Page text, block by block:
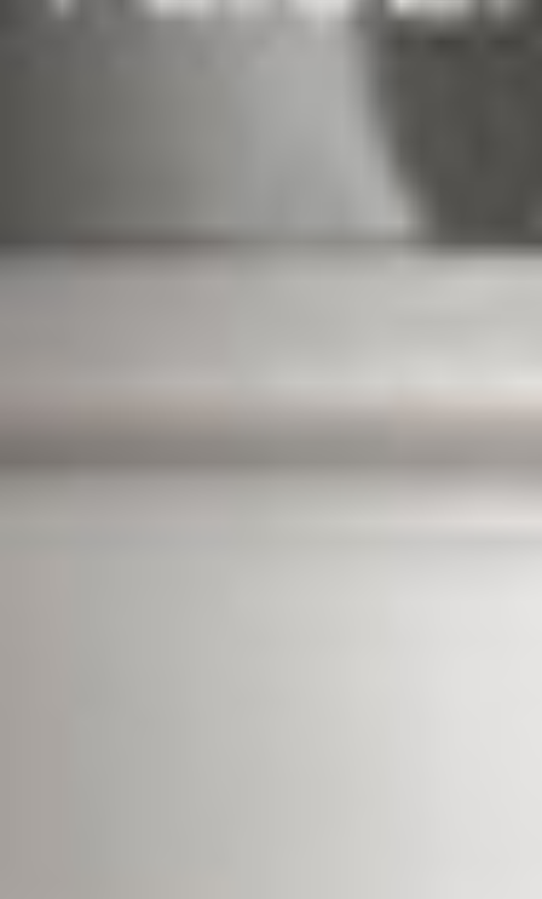
Descubre los productos para
tratamientos en cabina y uso en